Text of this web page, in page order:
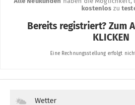
Wetter